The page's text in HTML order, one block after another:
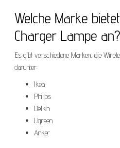
Welche Marke
Charger Lampe an?
Es gibt verschiedene Marken, die
darunter:
Ikea
Philips
Belkin
Ugreen
Anker